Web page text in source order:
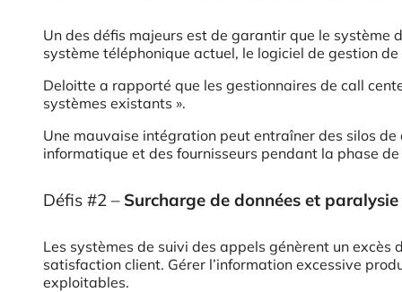
Un des défis majeurs est de garantir que le
système téléphonique actuel, le logiciel de gestion
Deloitte a rapporté que les gestionnaires de call
systèmes existants ».
Une mauvaise intégration peut entraîner des silos
informatique et des fournisseurs pendant la phase
Défis #2 – Surcharge de données et paralysie
Les systèmes de suivi des appels génèrent un
satisfaction client. Gérer l’information excessive
exploitables.